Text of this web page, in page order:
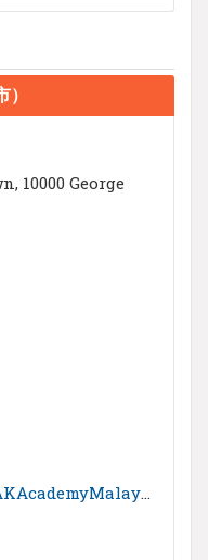
10000 George